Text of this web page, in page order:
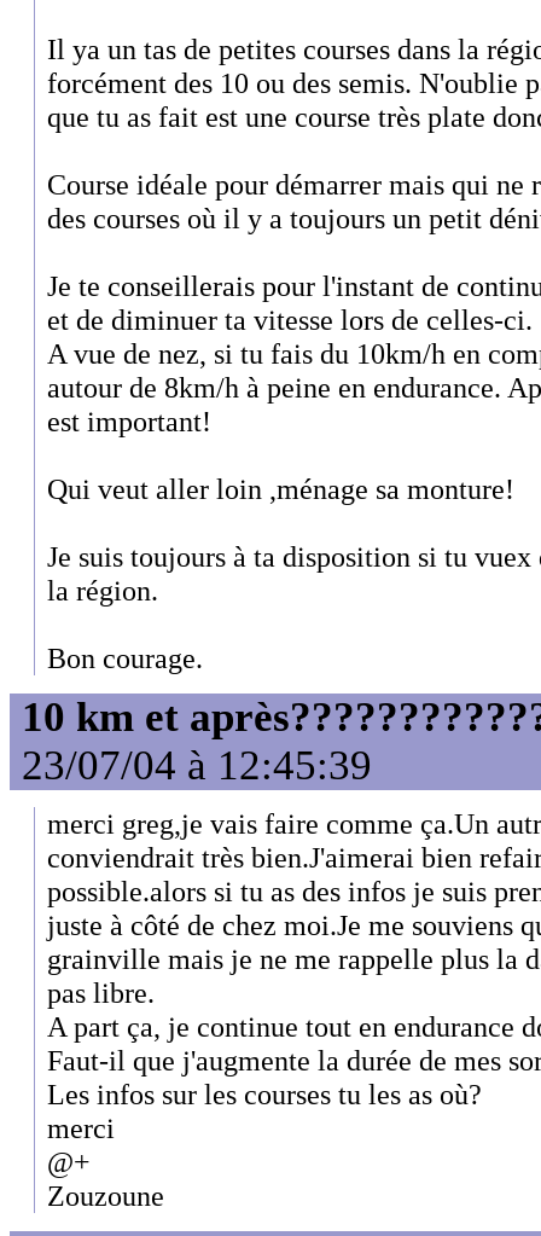
Il ya un tas de petites courses dans la
forcément des 10 ou des semis. N'oublie
que tu as fait est une course très plate
Course idéale pour démarrer mais qui ne
des courses où il y a toujours un petit
Je te conseillerais pour l'instant de
et de diminuer ta vitesse lors de celles-ci.
A vue de nez, si tu fais du 10km/h en
autour de 8km/h à peine en endurance.
est important!
Qui veut aller loin ,ménage sa monture!
Je suis toujours à ta disposition si tu vuex
la région.
Bon courage.
10 km et
23/07/04 à 12:45:39
merci greg,je vais faire comme ça.Un
conviendrait très bien.J'aimerai bien
possible.alors si tu as des infos je suis
juste à côté de chez moi.Je me souviens
grainville mais je ne me rappelle plus la
pas libre.
A part ça, je continue tout en endurance
Faut-il que j'augmente la durée de mes
Les infos sur les courses tu les as où?
merci
@+
Zouzoune